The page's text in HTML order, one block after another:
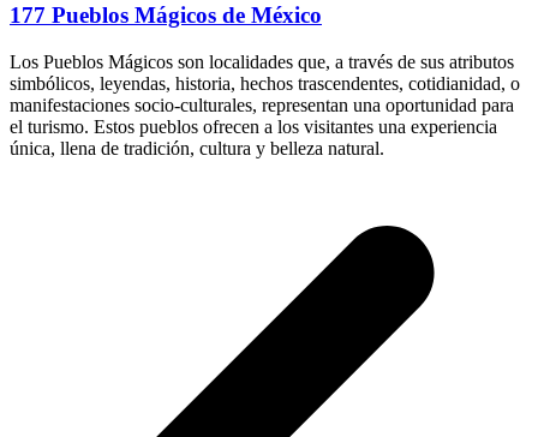
177 Pueblos Mágicos de México
Los Pueblos Mágicos son localidades que, a través de sus atributos
simbólicos, leyendas, historia, hechos trascendentes, cotidianidad, o
manifestaciones socio-culturales, representan una oportunidad para
el turismo. Estos pueblos ofrecen a los visitantes una experiencia
única, llena de tradición, cultura y belleza natural.